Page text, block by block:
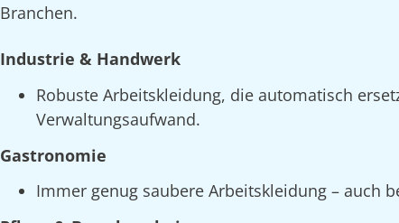
Branchen.
Industrie & Handwerk
Robuste Arbeitskleidung, die automatisch
Verwaltungsaufwand.
Gastronomie
Immer genug saubere Arbeitskleidung – auch